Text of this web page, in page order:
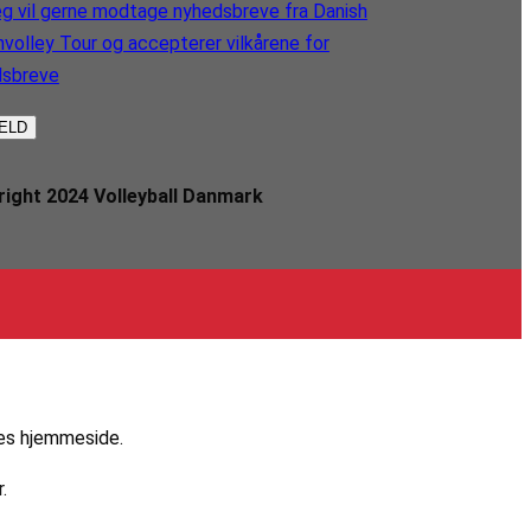
vil gerne modtage nyhedsbreve fra Danish
Tour og accepterer vilkårene for
2024 Volleyball Danmark
hjemmeside.